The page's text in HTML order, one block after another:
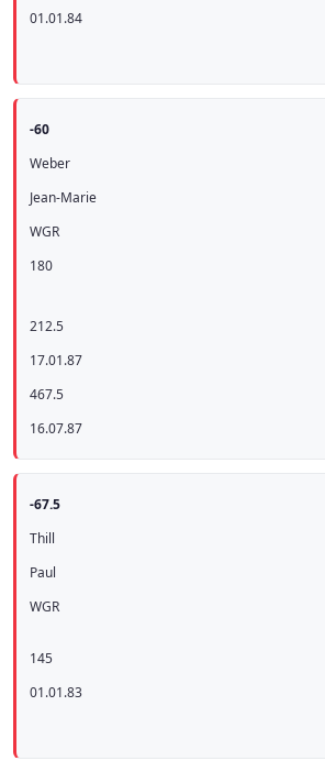
01.01.84
-60
Weber
Jean-Marie
WGR
180
212.5
17.01.87
467.5
16.07.87
-67.5
Thill
Paul
WGR
145
01.01.83